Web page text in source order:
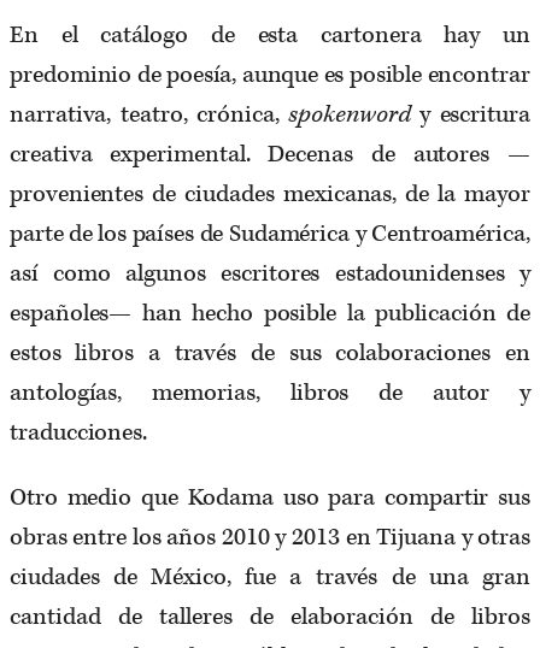
En el catálogo de esta cartonera hay un
predominio de poesía, aunque es posible encontrar
narrativa, teatro, crónica,spokenwordy escritura
creativa experimental. Decenas de autores —
provenientes de ciudades mexicanas, de la mayor
parte de los países de Sudamérica y Centroamérica,
así como algunos escritores estadounidenses y
españoles— han hecho posible la publicación de
estos libros a través de sus colaboraciones en
antologías, memorias, libros de autor y
traducciones.
Otro medio que Kodama uso para compartir sus
obras entre los años 2010 y 2013 en Tijuana y otras
ciudades de México, fue a través de una gran
cantidad de talleres de elaboración de libros